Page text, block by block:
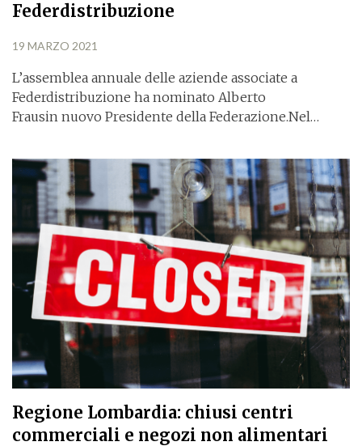
Federdistribuzione
19 MARZO 2021
L’assemblea annuale delle aziende associate a
Federdistribuzione ha nominato Alberto
Frausin nuovo Presidente della Federazione.Nel…
Regione Lombardia: chiusi centri
commerciali e negozi non alimentari